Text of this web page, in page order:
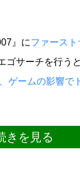
』にファース
ゴサーチを行う
ゲームの影響
きを見る